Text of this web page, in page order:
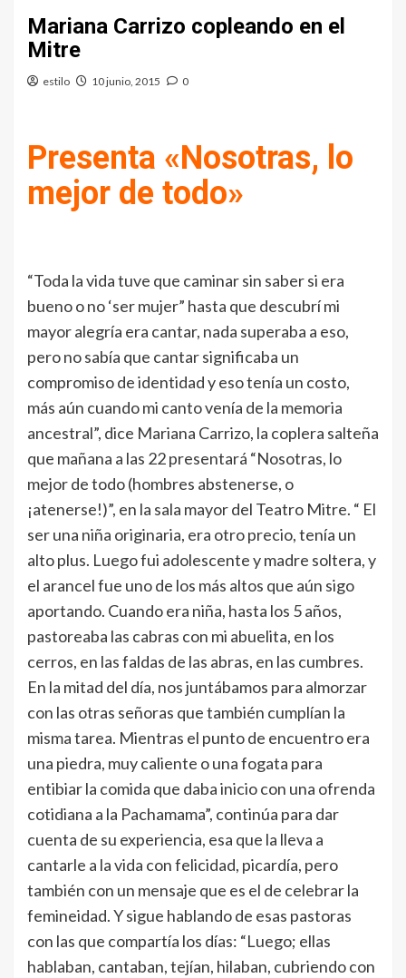
Mariana Carrizo copleando en el
Mitre
estilo 10 junio, 2015 0
Presenta «Nosotras, lo
mejor de todo»
“Toda la vida tuve que caminar sin saber si era
bueno o no ‘ser mujer” hasta que descubrí mi
mayor alegría era cantar, nada superaba a eso,
pero no sabía que cantar significaba un
compromiso de identidad y eso tenía un costo,
más aún cuando mi canto venía de la memoria
ancestral”, dice Mariana Carrizo, la coplera salteña
que mañana a las 22 presentará “Nosotras, lo
mejor de todo (hombres abstenerse, o
¡atenerse!)”, en la sala mayor del Teatro Mitre. “ El
ser una niña originaria, era otro precio, tenía un
alto plus. Luego fui adolescente y madre soltera, y
el arancel fue uno de los más altos que aún sigo
aportando. Cuando era niña, hasta los 5 años,
pastoreaba las cabras con mi abuelita, en los
cerros, en las faldas de las abras, en las cumbres.
En la mitad del día, nos juntábamos para almorzar
con las otras señoras que también cumplían la
misma tarea. Mientras el punto de encuentro era
una piedra, muy caliente o una fogata para
entibiar la comida que daba inicio con una ofrenda
cotidiana a la Pachamama”, continúa para dar
cuenta de su experiencia, esa que la lleva a
cantarle a la vida con felicidad, picardía, pero
también con un mensaje que es el de celebrar la
femineidad. Y sigue hablando de esas pastoras
con las que compartía los días: “Luego; ellas
hablaban, cantaban, tejían, hilaban, cubriendo con